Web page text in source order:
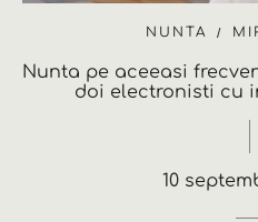
NUNTA
Nunta pe aceeasi
doi electronisti cu
10